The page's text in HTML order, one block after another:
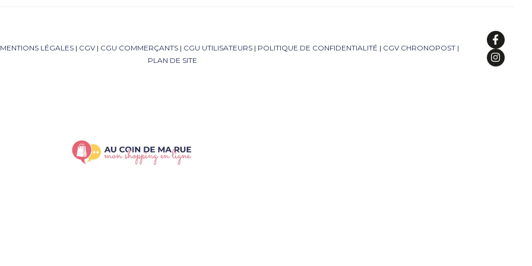
MENTIONS LÉGALES| CGV| CGU COMMERÇANTS| CGU UTILISATEURS| POLITIQUE DE CONFIDENTIALITÉ | CGV CHRONOPOST |
PLAN DE SITE